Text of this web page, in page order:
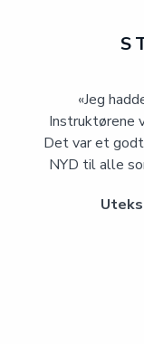
«Jeg
Instruktørene
Det var et
NYD til alle